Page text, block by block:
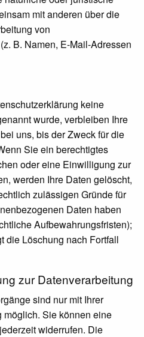
mit anderen über die
von
B. Namen, E-Mail-Adressen
keine
wurde, verbleiben Ihre
uns, bis der Zweck für die
Sie ein berechtigtes
oder eine Einwilligung zur
werden Ihre Daten gelöscht,
zulässigen Gründe für
Daten haben
Aufbewahrungsfristen);
die Löschung nach Fortfall
zur Datenverarbeitung
sind nur mit Ihrer
Sie können eine
widerrufen. Die